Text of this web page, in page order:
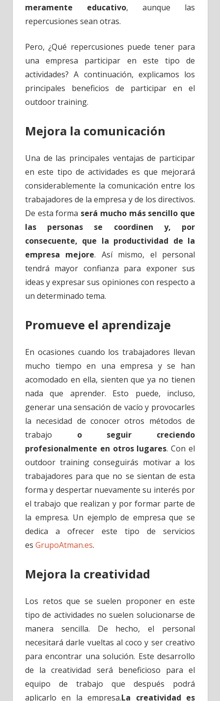
meramente educativo, aunque las
repercusiones sean otras.
Pero, ¿Qué repercusiones puede tener para
una empresa participar en este tipo de
actividades? A continuación, explicamos los
principales beneficios de participar en el
outdoor training.
Mejora la comunicación
Una de las principales ventajas de participar
en este tipo de actividades es que mejorará
considerablemente la comunicación entre los
trabajadores de la empresa y de los directivos.
De esta forma será mucho más sencillo que
las personas se coordinen y, por
consecuente, que la productividad de la
empresa mejore. Así mismo, el personal
tendrá mayor confianza para exponer sus
ideas y expresar sus opiniones con respecto a
un determinado tema.
Promueve el aprendizaje
En ocasiones cuando los trabajadores llevan
mucho tiempo en una empresa y se han
acomodado en ella, sienten que ya no tienen
nada que aprender. Esto puede, incluso,
generar una sensación de vacío y provocarles
la necesidad de conocer otros métodos de
trabajo o seguir creciendo
profesionalmente en otros lugares. Con el
outdoor training conseguirás motivar a los
trabajadores para que no se sientan de esta
forma y despertar nuevamente su interés por
el trabajo que realizan y por formar parte de
la empresa. Un ejemplo de empresa que se
dedica a ofrecer este tipo de servicios
es GrupoAtman.es.
Mejora la creatividad
Los retos que se suelen proponer en este
tipo de actividades no suelen solucionarse de
manera sencilla. De hecho, el personal
necesitará darle vueltas al coco y ser creativo
para encontrar una solución. Este desarrollo
de la creatividad será beneficioso para el
equipo de trabajo que después podrá
aplicarlo en la empresa.La creatividad es